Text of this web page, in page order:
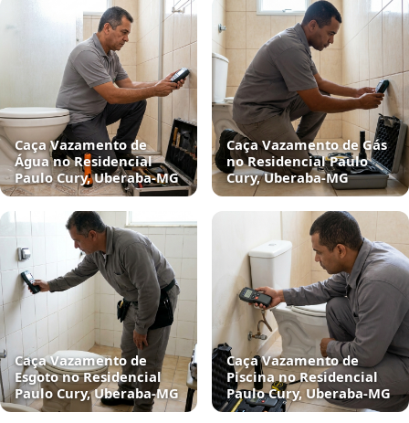
Caça Vazamento de
Água no Residencial
Paulo Cury, Uberaba‑MG
Caça Vazamento de Gás
no Residencial Paulo
Cury, Uberaba‑MG
Caça Vazamento de
Esgoto no Residencial
Paulo Cury, Uberaba‑MG
Caça Vazamento de
Piscina no Residencial
Paulo Cury, Uberaba‑MG